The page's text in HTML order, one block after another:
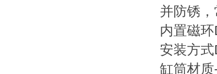
并防锈
内置磁环
安装方式
缸筒材质